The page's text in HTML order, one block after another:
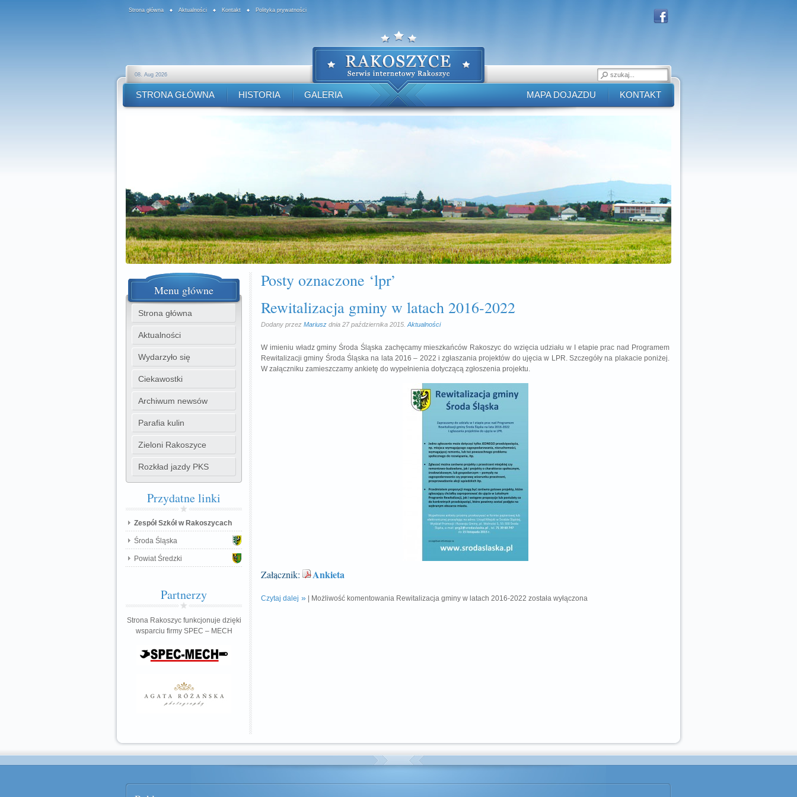
Strona główna Aktualności Kontakt Polityka prywatności
08. Aug 2026
STRONA GŁÓWNA HISTORIA GALERIA MAPA DOJAZDU KONTAKT
Posty oznaczone ‘lpr’
Rewitalizacja gminy w latach 2016-2022
Dodany przez Mariusz dnia 27 października 2015. Aktualności
W imieniu władz gminy Środa Śląska zachęcamy mieszkańców Rakoszyc do wzięcia udziału w I etapie prac nad Programem
Rewitalizacji gminy Środa Śląska na lata 2016 – 2022 i zgłaszania projektów do ujęcia w LPR. Szczegóły na plakacie poniżej.
W załączniku zamieszczamy ankietę do wypełnienia dotyczącą zgłoszenia projektu.
Załącznik: Ankieta
Czytaj dalej Możliwość komentowania Rewitalizacja gminy w latach 2016-2022 została wyłączona
Menu główne
Strona główna
Aktualności
Wydarzyło się
Ciekawostki
Archiwum newsów
Parafia kulin
Zieloni Rakoszyce
Rozkład jazdy PKS
Przydatnelinki
Zespół Szkół w Rakoszycach
Środa Śląska
Powiat Średzki
Partnerzy
Strona Rakoszyc funkcjonuje dzięki
wsparciu firmy SPEC – MECH